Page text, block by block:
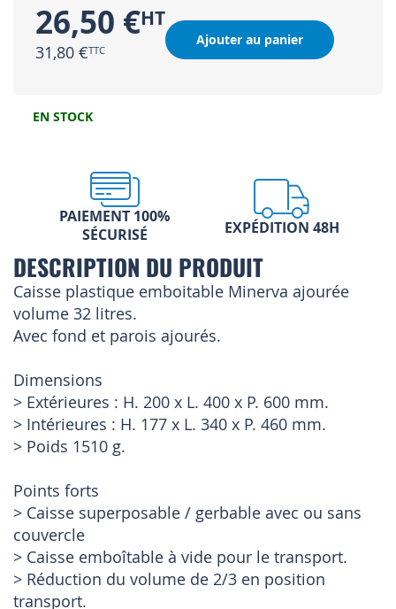
26,50 €
31,80 €
Ajouter au panier
EN STOCK
PAIEMENT 100%
SÉCURISÉ
EXPÉDITION 48H
DESCRIPTION DU PRODUIT
Caisse plastique emboitable Minerva ajourée
volume 32 litres.
Avec fond et parois ajourés.
Dimensions
> Extérieures : H. 200 x L. 400 x P. 600 mm.
> Intérieures : H. 177 x L. 340 x P. 460 mm.
> Poids 1510 g.
Points forts
> Caisse superposable / gerbable avec ou sans
couvercle
> Caisse emboîtable à vide pour le transport.
> Réduction du volume de 2/3 en position
transport.